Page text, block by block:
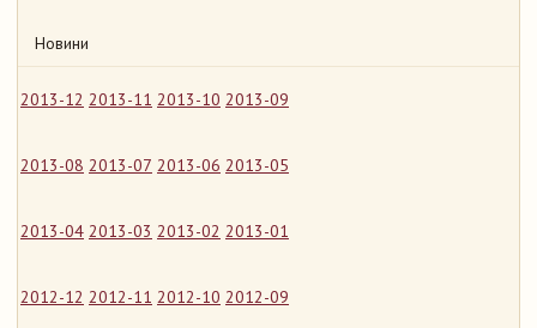
Новини
2013-12 2013-11 2013-10 2013-09
2013-08 2013-07 2013-06 2013-05
2013-04 2013-03 2013-02 2013-01
2012-12 2012-11 2012-10 2012-09